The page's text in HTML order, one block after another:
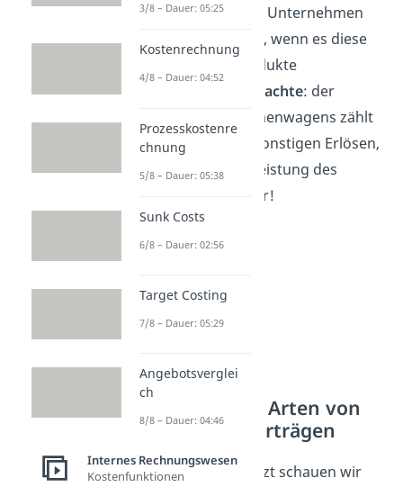
erwirtschaftet das Unternehmen
also einen Umsatz, wenn es diese
hergestellten Produkte
Beachte: der
Verkauf eines Firmenwagens zählt
ebenfalls zu den sonstigen Erlösen,
stellt aber keine Leistung des
Unternehmens dar!
Verschiedene Arten von
Erlösen und Erträgen
So weit, so gut. Jetzt schauen wir
3/8 – Dauer: 05:25
Kostenrechnung
4/8 – Dauer: 04:52
Prozesskostenre
chnung
5/8 – Dauer: 05:38
Sunk Costs
6/8 – Dauer: 02:56
Target Costing
7/8 – Dauer: 05:29
Angebotsverglei
ch
8/8 – Dauer: 04:46
Internes Rechnungswesen
Kostenfunktionen